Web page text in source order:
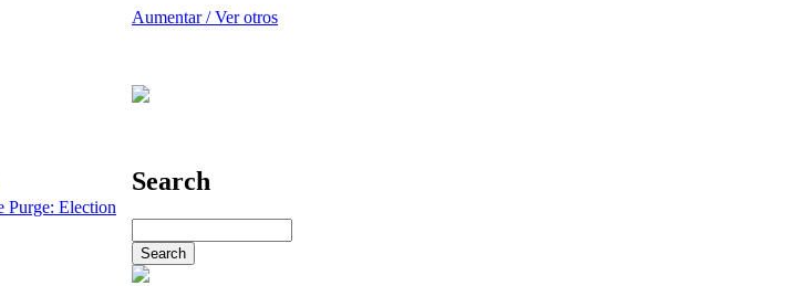
Purge: Election
Aumentar / Ver otros
Search